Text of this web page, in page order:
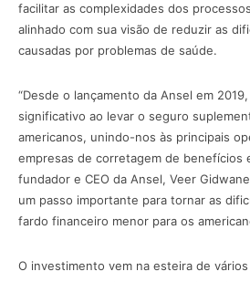
facilitar as complexidades dos
alinhado com sua visão de reduzir as
causadas por problemas de saúde.
“Desde o lançamento da Ansel em
significativo ao levar o seguro
americanos, unindo-nos às principais
empresas de corretagem de benefícios
fundador e CEO da Ansel, Veer
um passo importante para tornar as
fardo financeiro menor para os
O investimento vem na esteira de